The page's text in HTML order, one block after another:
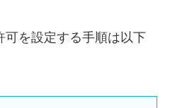
可を設定する手順は以下